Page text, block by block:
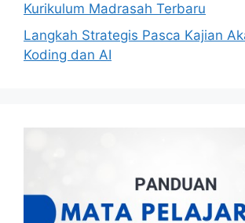
Kurikulum Madrasah Terbaru
Langkah Strategis Pasca Kajian
Koding dan AI